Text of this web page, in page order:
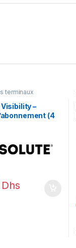
terminaux
–
(4
Dhs